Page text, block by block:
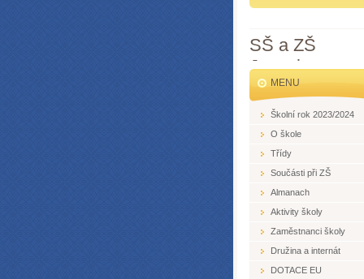
SŠ a ZŠ
Jesenice
MENU
Školní rok 2023/2024
O škole
Třídy
Součásti při ZŠ
Almanach
Aktivity školy
Zaměstnanci školy
Družina a internát
DOTACE EU